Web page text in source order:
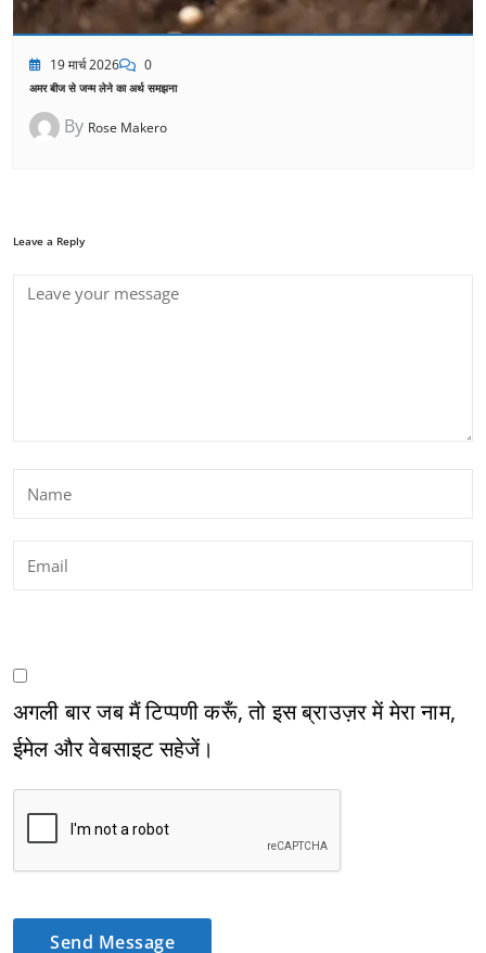
19 मार्च 2026 0
अमर बीज से जन्म लेने का अर्थ समझना
By Rose Makero
Leave a Reply
अगली बार जब मैं टिप्पणी करूँ, तो इस ब्राउज़र में मेरा नाम,
ईमेल और वेबसाइट सहेजें।